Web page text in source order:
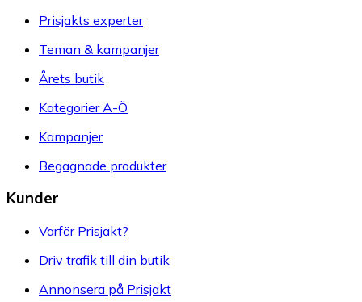
Prisjakts experter
Teman & kampanjer
Årets butik
Kategorier A-Ö
Kampanjer
Begagnade produkter
Kunder
Varför Prisjakt?
Driv trafik till din butik
Annonsera på Prisjakt